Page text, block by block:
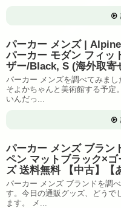
パーカー メンズ |
パーカー モダン フィッ
ザー/Black, S (海外取寄
パーカー メンズを調べてみま
そよかちゃんと美術館する予定
いんだっ...
パーカー メンズ ブラン
ペン マットブラック×
ズ 送料無料 【中古】【
パーカー メンズ ブランドを調
す。今日の通販グッズ、どうで
ます。 メ...